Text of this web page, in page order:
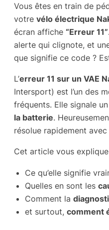
Vous êtes en train de
votre vélo électrique
écran affiche “Erreur 11”
alerte qui clignote, et
que signifie ce code ?
L’erreur 11 sur un VAE
Intersport) est l’un des
fréquents. Elle signale un
la batterie.
résolue rapidement
Cet article vous explique
Ce qu’elle signifie
Quelles en sont les
Comment la
et surtout, comment